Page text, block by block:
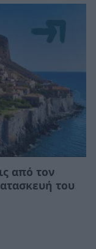
από τον
του